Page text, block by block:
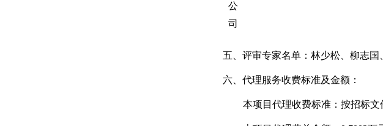
公
司
五、 评审专家名单： 林少松 、柳志
六、 代理服务收费标准及金额：
本项目 代理收费标准：按招标文